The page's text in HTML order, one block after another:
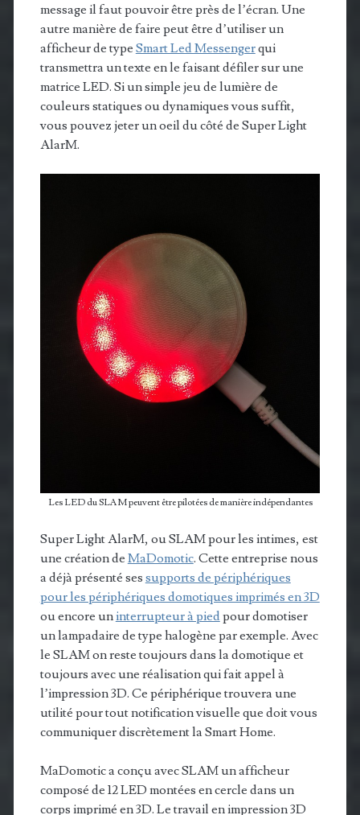
message il faut pouvoir être près de l’écran. Une
autre manière de faire peut être d’utiliser un
afficheur de type Smart Led Messengerqui
transmettra un texte en le faisant défiler sur une
matrice LED. Si un simple jeu de lumière de
couleurs statiques ou dynamiques vous suffit,
vous pouvez jeter un oeil du côté de Super Light
AlarM.
Les LED du SLAM peuvent être pilotées de manière indépendantes
Super Light AlarM, ou SLAM pour les intimes, est
une création de MaDomotic. Cette entreprise nous
a déjà présenté ses supports de périphériques
pour les périphériques domotiques imprimés en 3D
ou encore uninterrupteur à piedpour domotiser
un lampadaire de type halogène par exemple. Avec
le SLAM on reste toujours dans la domotique et
toujours avec une réalisation qui fait appel à
l’impression 3D. Ce périphérique trouvera une
utilité pour tout notification visuelle que doit vous
communiquer discrètement la Smart Home.
MaDomotic a conçu avec SLAM un afficheur
composé de 12 LED montées en cercle dans un
corps imprimé en 3D. Le travail en impression 3D